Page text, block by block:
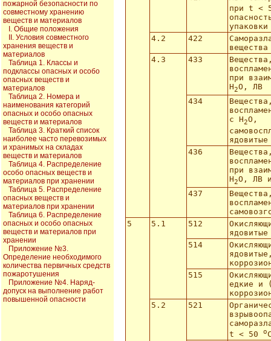
пожарной безопасности по
совместному хранению
веществ и материалов
I. Общие положения
II. Условия совместного
хранения веществ и
материалов
Таблица 1. Классы и
подклассы опасных и особо
опасных веществ и
материалов
Таблица 2. Номера и
наименования категорий
опасных и особо опасных
веществ и материалов
Таблица 3. Краткий список
наиболее часто перевозимых
и хранимых на складах
веществ и материалов
Таблица 4. Распределение
особо опасных веществ и
материалов при хранении
Таблица 5. Распределение
опасных веществ и
материалов при хранении
Таблица 6. Распределение
опасных и особо опасных
веществ и материалов при
хранении
Приложение №3.
Определение необходимого
количества первичных средств
пожаротушения
Приложение №4. Наряд-
допуск на выполнение работ
повышенной опасности
при t <
упаковки
4.2
422
4.3
433
при
Н2О, ЛВ
434
с Н2О,
ядовитые
436
при
Н2О, ЛВ
437
5
5.1 512
ядовитые
514
515
едкие и
5.2
521
t < 50 o